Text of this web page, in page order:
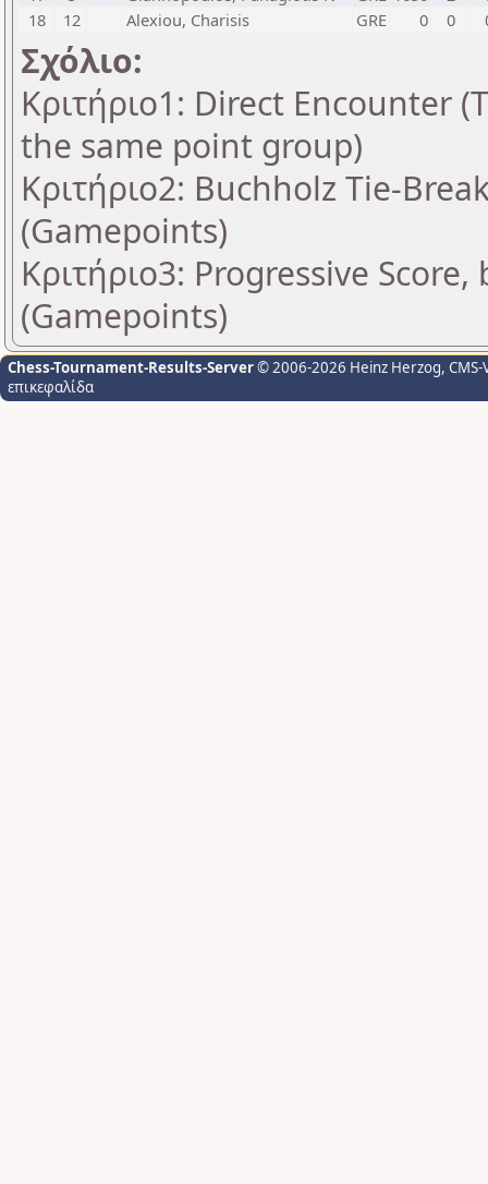
18
12 Alexiou, Charisis GRE 0 0
Σχόλιο:
Κριτήριο1: Direct Encounter
the same point group)
Κριτήριο2: Buchholz Tie-
(Gamepoints)
Κριτήριο3: Progressive
(Gamepoints)
Chess-Tournament-Results-Server© 2006-2026 Heinz Herzog,
επικεφαλίδα